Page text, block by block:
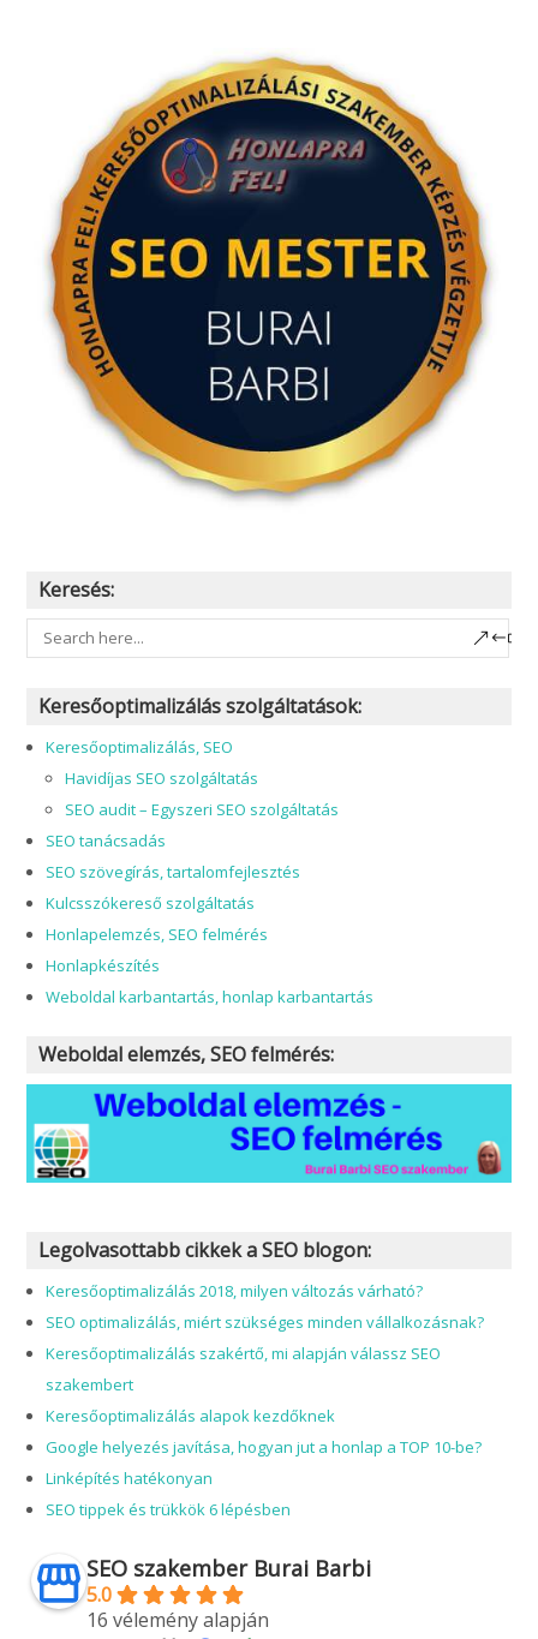
Keresés:
Keresőoptimalizálás szolgáltatások:
Keresőoptimalizálás, SEO
Havidíjas SEO szolgáltatás
SEO audit – Egyszeri SEO szolgáltatás
SEO tanácsadás
SEO szövegírás, tartalomfejlesztés
Kulcsszókereső szolgáltatás
Honlapelemzés, SEO felmérés
Honlapkészítés
Weboldal karbantartás, honlap karbantartás
Weboldal elemzés, SEO felmérés:
Legolvasottabb cikkek a SEO blogon:
Keresőoptimalizálás 2018, milyen változás várható?
SEO optimalizálás, miért szükséges minden vállalkozásnak?
Keresőoptimalizálás szakértő, mi alapján válassz SEO
szakembert
Keresőoptimalizálás alapok kezdőknek
Google helyezés javítása, hogyan jut a honlap a TOP 10-be?
Linképítés hatékonyan
SEO tippek és trükkök 6 lépésben
SEO szakember Burai Barbi
5.0
16 vélemény alapján